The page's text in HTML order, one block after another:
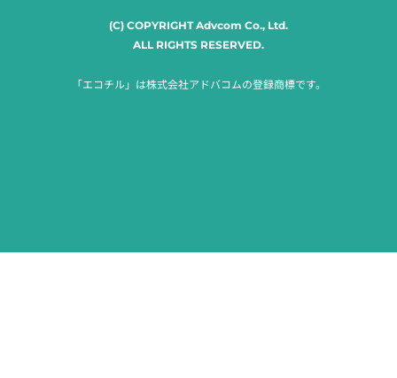
(C) COPYRIGHT Advcom Co., Ltd.
ALL RIGHTS RESERVED.
「エコチル」は株式会社アドバコムの登録商標です。